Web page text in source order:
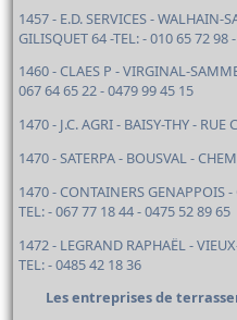
1457 - E.D. SERVICES - WALHAIN-
GILISQUET 64 -TEL: - 010 65 72 98
1460 - CLAES P - VIRGINAL-
067 64 65 22 - 0479 99 45 15
1470 - J.C. AGRI - BAISY-THY -
1470 - SATERPA - BOUSVAL -
1470 - CONTAINERS GENAPPOIS
TEL: - 067 77 18 44 - 0475 52 89 65
1472 - LEGRAND RAPHAËL -
TEL: - 0485 42 18 36
Les entreprises de